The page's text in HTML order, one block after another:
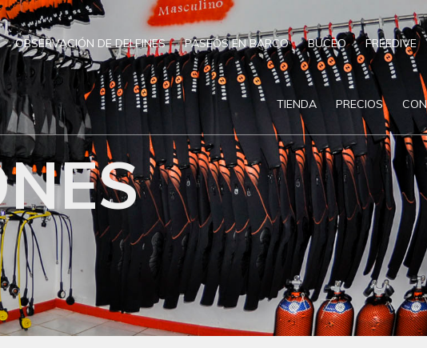
OBSERVACIÓN DE DELFINES PASEOS EN BARCO BUCEO FREEDIVE
TIENDA PRECIOS